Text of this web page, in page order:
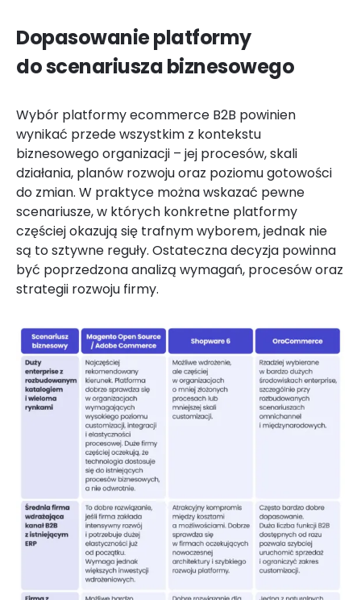
Dopasowanie platformy
do scenariusza biznesowego
Wybór platformy ecommerce B2B powinien
wynikać przede wszystkim z kontekstu
biznesowego organizacji – jej procesów, skali
działania, planów rozwoju oraz poziomu gotowości
do zmian. W praktyce można wskazać pewne
scenariusze, w których konkretne platformy
częściej okazują się trafnym wyborem, jednak nie
są to sztywne reguły. Ostateczna decyzja powinna
być poprzedzona analizą wymagań, procesów oraz
strategii rozwoju firmy.